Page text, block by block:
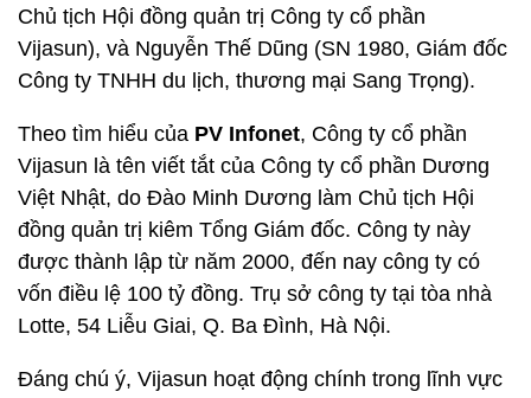
Chủ tịch Hội đồng quản trị Công ty cổ phần
Vijasun), và Nguyễn Thế Dũng (SN 1980, Giám đốc
Công ty TNHH du lịch, thương mại Sang Trọng).
Theo tìm hiểu của PV Infonet, Công ty cổ phần
Vijasun là tên viết tắt của Công ty cổ phần Dương
Việt Nhật, do Đào Minh Dương làm Chủ tịch Hội
đồng quản trị kiêm Tổng Giám đốc. Công ty này
được thành lập từ năm 2000, đến nay công ty có
vốn điều lệ 100 tỷ đồng. Trụ sở công ty tại tòa nhà
Lotte, 54 Liễu Giai, Q. Ba Đình, Hà Nội.
Đáng chú ý, Vijasun hoạt động chính trong lĩnh vực